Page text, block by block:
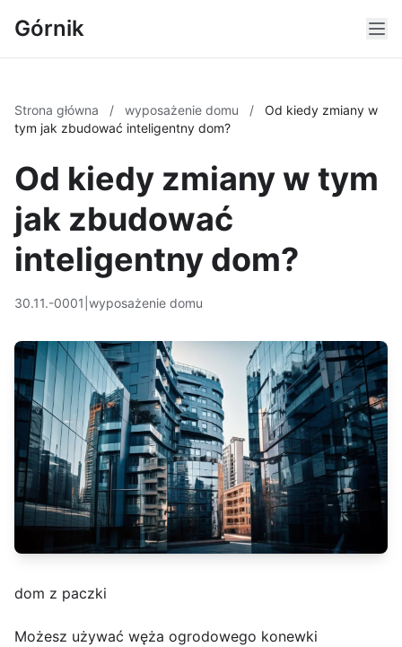
Górnik
Strona główna / wyposażenie domu /
Od kiedy zmiany w
tym jak zbudować inteligentny dom?
Od kiedy zmiany w tym
jak zbudować
inteligentny dom?
30.11.-0001 wyposażenie domu
dom z paczki
Możesz używać węża ogrodowego konewki